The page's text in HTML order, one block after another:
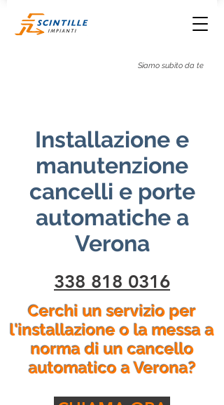
Siamo subito da te
Installazione e
manutenzione
cancelli e porte
automatiche a
Verona
338 818 0316
Cerchi un servizio per
l'installazione o la messa a
norma di un cancello
automatico a Verona?